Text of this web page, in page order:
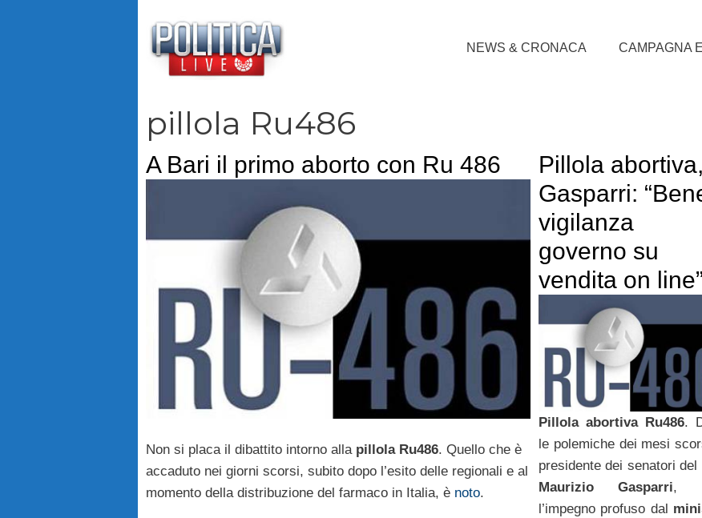
NEWS & CRONACA CAMPAGNA
pillola Ru486
A Bari il primo aborto con Ru 486
Non si placa il dibattito intorno alla pillola Ru486. Quello che è
accaduto nei giorni scorsi, subito dopo l’esito delle regionali e al
momento della distribuzione del farmaco in Italia, è noto.
Pillola abortiva,
Gasparri:
vigilanza
governo su
vendita on line”
Pillola abortiva Ru486.
le polemiche dei mesi
presidente dei senatori del
Maurizio Gasparri,
l’impegno profuso dal